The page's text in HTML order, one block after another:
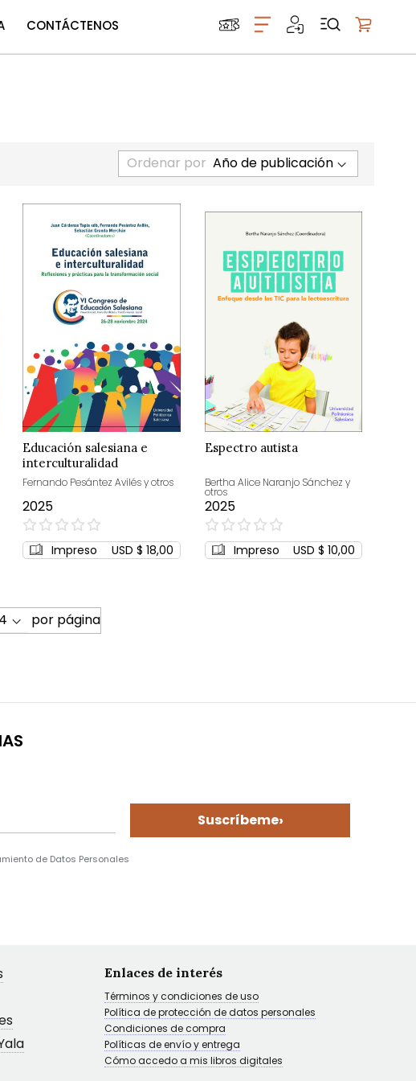
CONTÁCTENOS
Ordenar por
Educación salesiana e
interculturalidad
Fernando Pesántez Avilés y otros
2025
0%
Impreso USD $ 18,00
Espectro autista
Bertha Alice Naranjo Sánchez y
otros
2025
0%
Impreso USD $ 10,00
por página
Suscríbeme›
de Datos Personales
Enlaces de interés
Términos y condiciones de uso
Política de protección de datos personales
Condiciones de compra
Políticas de envío y entrega
Cómo accedo a mis libros digitales